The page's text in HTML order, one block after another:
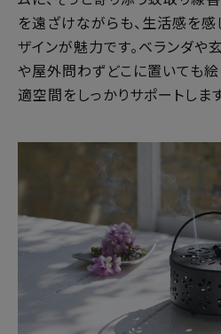
を遠ざけながらも、生活感を
ザインが魅力です。ベランダや
や屋外問わずどこに置いても
適空間をしっかりサポートします